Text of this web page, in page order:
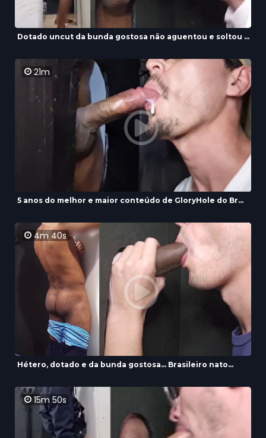
Dotado uncut da bunda gostosa não aguentou e soltou ...
21m
5 anos do melhor e maior conteúdo de GloryHole do Br...
4m 40s
Hétero, dotado e da bunda gostosa... Brasileiro nato...
15m 50s